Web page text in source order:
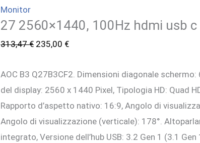
Monitor
27 2560×1440, 100Hz hdmi usb
313,47€ Il
originale
era:
313,47 €.
235,00 €Il
attuale
è:
235,00 €.
AOC B3 Q27B3CF2. Dimensioni diagonale schermo:
del display: 2560 x 1440 Pixel, Tipologia HD: Quad
Rapporto d’aspetto nativo: 16:9, Angolo di
Angolo di visualizzazione (verticale): 178°.
integrato, Versione dell’hub USB: 3.2 Gen 1 (3.1